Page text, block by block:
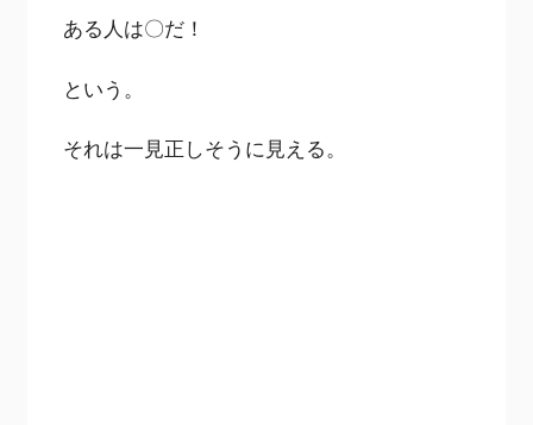
ある人は〇だ！
という。
それは一見正しそうに見える。